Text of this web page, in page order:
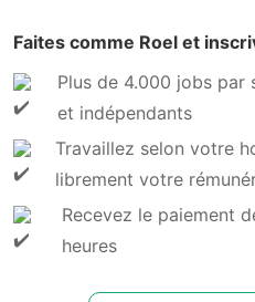
Faites comme Roel et
Plus de 4.000 jobs par
et indépendants
Travaillez selon votre
librement votre
Recevez le paiement
heures